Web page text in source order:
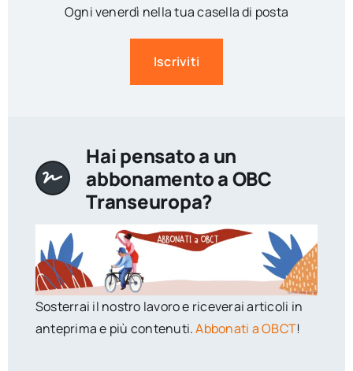
Ogni venerdì nella tua casella di posta
Iscriviti
Hai pensato a un
abbonamento a OBC
Transeuropa?
Sosterrai il nostro lavoro e riceverai articoli in
anteprima e più contenuti.Abbonati a OBCT!